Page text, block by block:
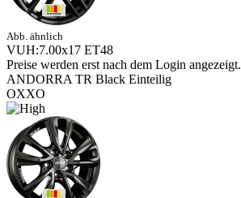
Abb. ähnlich
VUH:7.00x17 ET48
Preise werden erst nach dem Login angezeigt.
ANDORRA TR Black Einteilig
OXXO